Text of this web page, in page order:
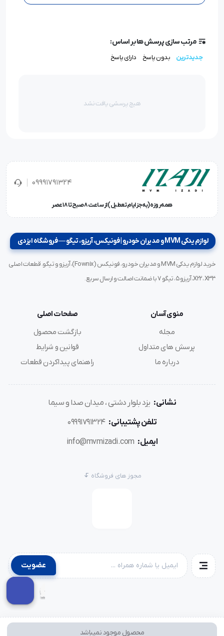
مرتب سازی پرسش ها بر اساس:
جدیدترین بدون پاسخ دارای پاسخ
هیچ پرسشی یافت نشد
محصول موجود نمیباشد
09991791324
همه‌روزه (به‌جز ایام تعطیل) از ساعت ۸ صبح تا ۱۸ عصر
لوازم یدکی MVM و مدیران خودرو | فونیکس، آریزو، تیگو — فروشگاه ایزدی
خرید لوازم یدکی MVM و مدیران خودرو، فونیکس (Fownix)، آریزو و تیگو. قطعات اصلی
X22، X33، آریزو ۵، تیگو ۷ با ضمانت اصالت و ارسال سریع.
منوی آسان
مجله
پرسش های متداول
درباره ما
صفحات اصلی
بازگشت محصول
قوانین و شرایط
راهنمای پیداکردن قطعات
نشانی: یزد بلوار دشتی ، میدان صدا و سیما
تلفن پشتیبانی: 09991791324
ایمیل: info@mvmizadi.com
مجوز های فروشگاه
عضویت